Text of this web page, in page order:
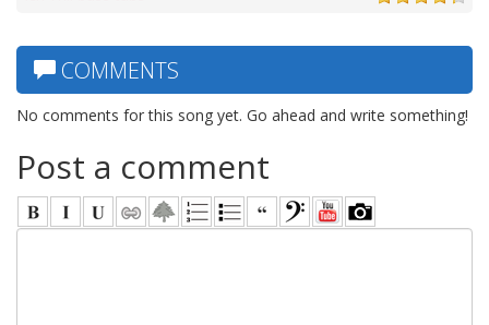
COMMENTS
No comments for this song yet. Go ahead and write something!
Post a comment